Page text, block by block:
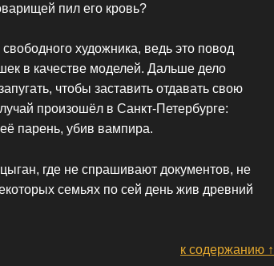
пил его кровь?
художника, ведь это повод
в качестве моделей. Дальше дело
чтобы заставить отдавать свою
произошёл в Санкт-Петербурге:
парень, убив вампира.
где не спрашивают документов, не
семьях по сей день жив древний
к содержанию ↑